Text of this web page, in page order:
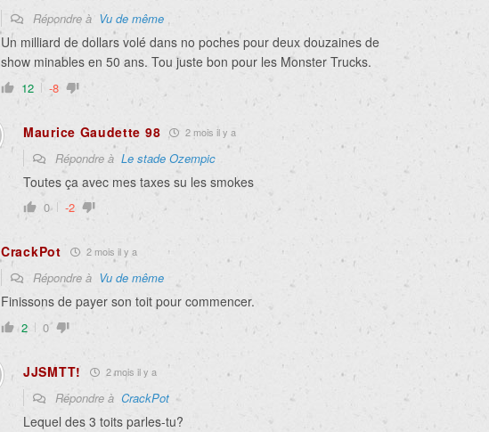
Répondre à Vu de même
Un milliard de dollars volé dans no poches pour deux douzaines de
show minables en 50 ans. Tou juste bon pour les Monster Trucks.
12 -8
Maurice Gaudette 98 2 mois il y a
Répondre à Le stade Ozempic
Toutes ça avec mes taxes su les smokes
0 -2
CrackPot 2 mois il y a
Répondre à Vu de même
Finissons de payer son toit pour commencer.
2 0
JJSMTT! 2 mois il y a
Répondre à CrackPot
Lequel des 3 toits parles-tu?